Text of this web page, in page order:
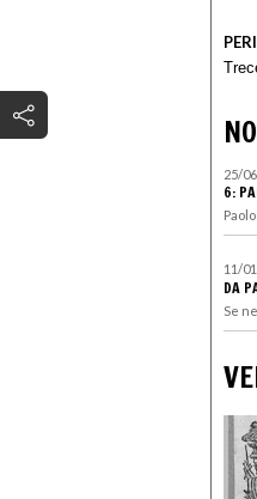
25/
6:
11/
DA
Se